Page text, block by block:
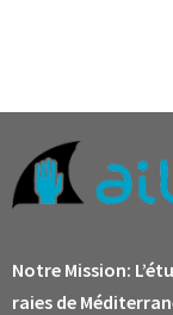
Notre Mission:
raies de